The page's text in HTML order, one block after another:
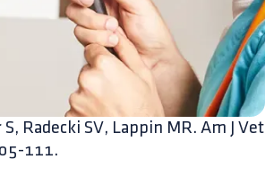
Radecki SV, Lappin MR. Am J Vet
111.